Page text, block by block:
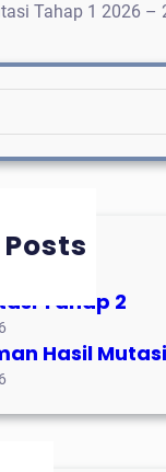
Tahap 1 2026 –
3
Tahap 2
Hasil